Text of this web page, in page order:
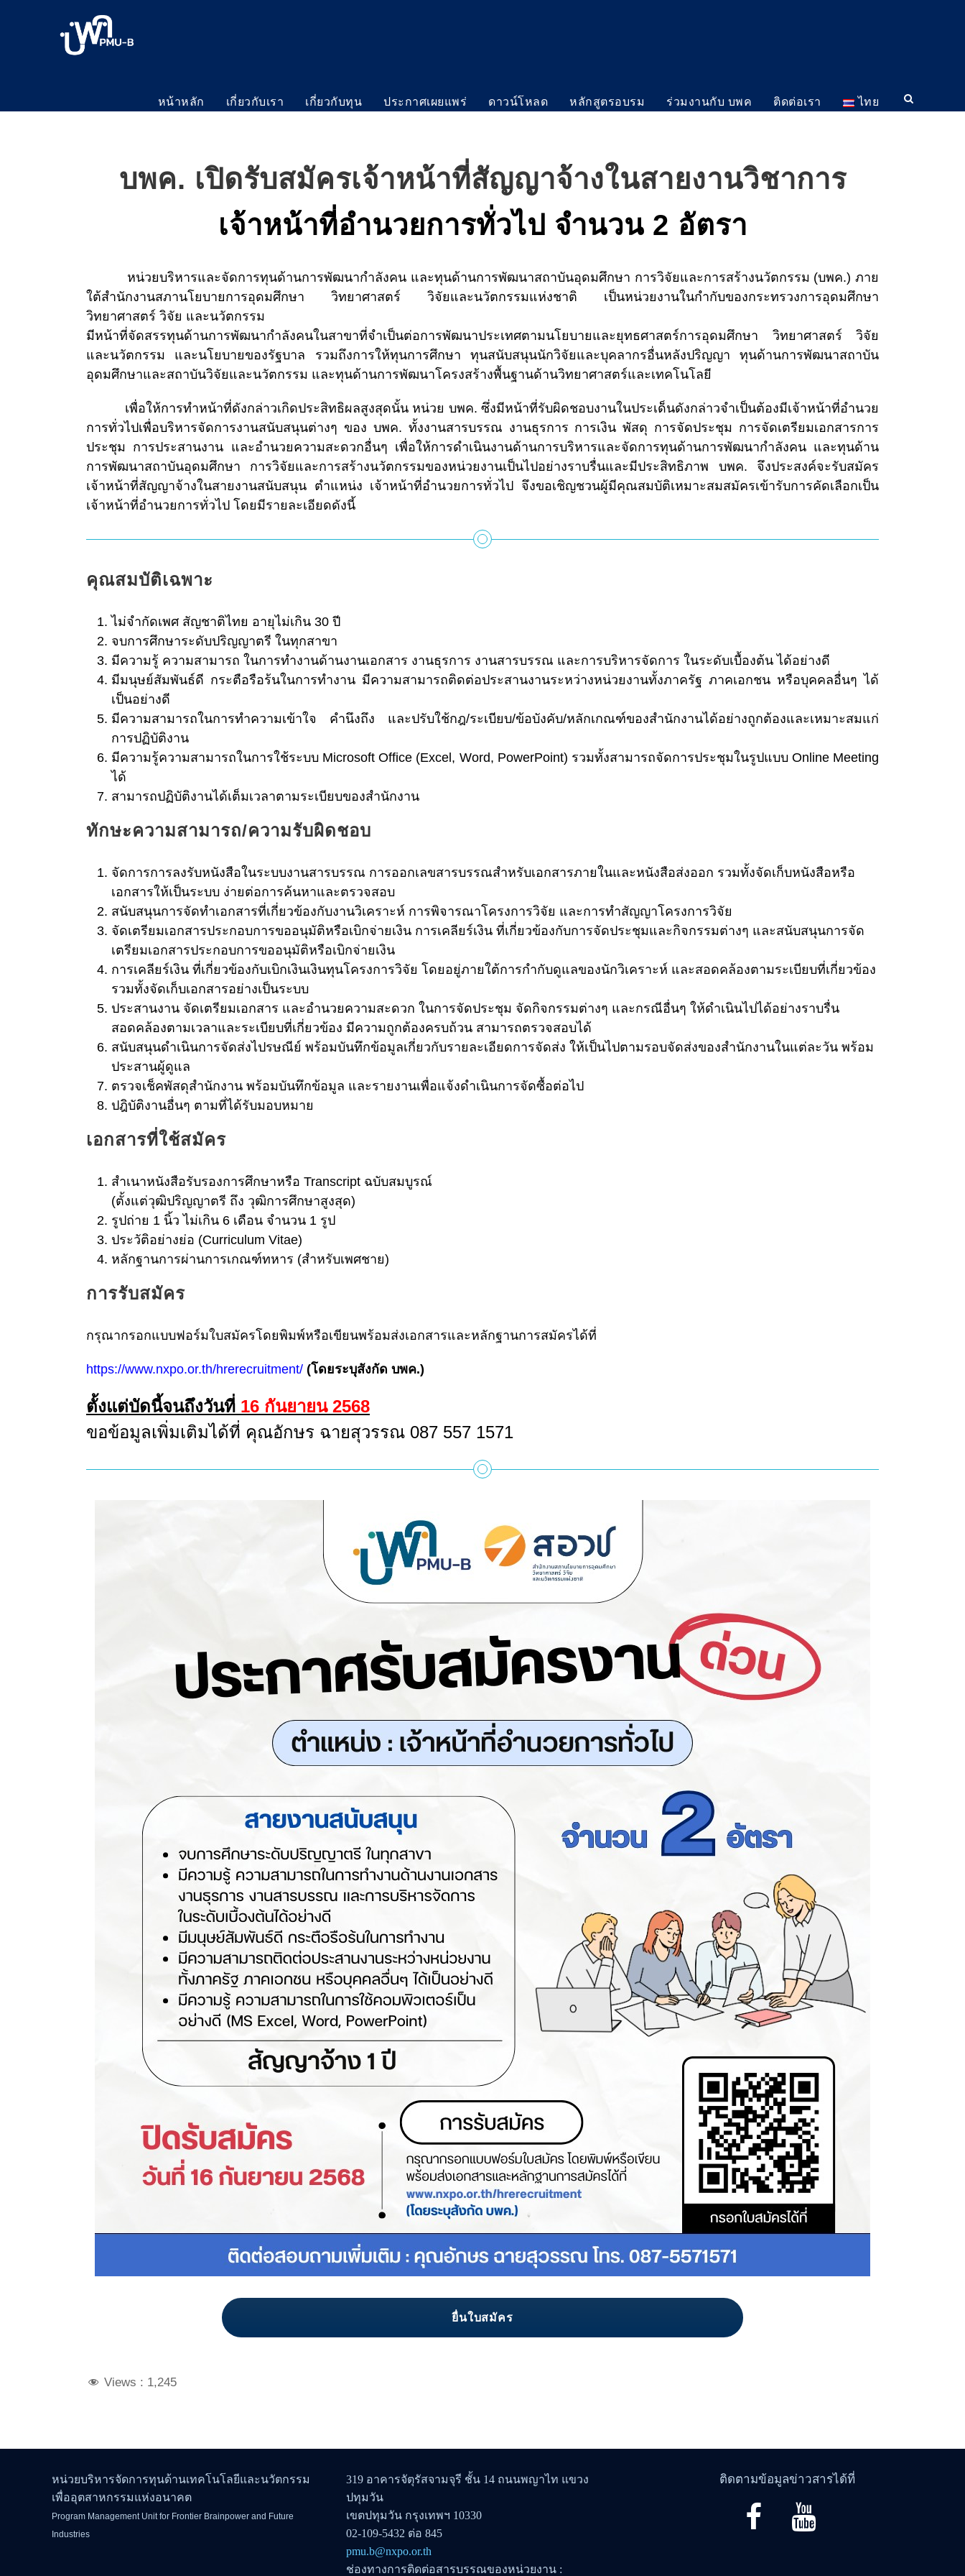
หน้าหลัก เกี่ยวกับเรา เกี่ยวกับทุน ประกาศเผยแพร่ ดาวน์โหลด หลักสูตรอบรม ร่วมงานกับ บพค ติดต่อเรา ไทย
บพค. เปิดรับสมัครเจ้าหน้าที่สัญญาจ้างในสายงานวิชาการ
เจ้าหน้าที่อำนวยการทั่วไป จำนวน 2 อัตรา
หน่วยบริหารและจัดการทุนด้านการพัฒนากำลังคน และทุนด้านการพัฒนาสถาบันอุดมศึกษา การวิจัยและการสร้างนวัตกรรม (บพค.) ภาย
ใต้สำนักงานสภานโยบายการอุดมศึกษา วิทยาศาสตร์ วิจัยและนวัตกรรมแห่งชาติ เป็นหน่วยงานในกำกับของกระทรวงการอุดมศึกษา
วิทยาศาสตร์ วิจัย และนวัตกรรม
มีหน้าที่จัดสรรทุนด้านการพัฒนากำลังคนในสาขาที่จำเป็นต่อการพัฒนาประเทศตามนโยบายและยุทธศาสตร์การอุดมศึกษา วิทยาศาสตร์ วิจัย
และนวัตกรรม และนโยบายของรัฐบาล รวมถึงการให้ทุนการศึกษา ทุนสนับสนุนนักวิจัยและบุคลากรอื่นหลังปริญญา ทุนด้านการพัฒนาสถาบัน
อุดมศึกษาและสถาบันวิจัยและนวัตกรรม และทุนด้านการพัฒนาโครงสร้างพื้นฐานด้านวิทยาศาสตร์และเทคโนโลยี
เพื่อให้การทำหน้าที่ดังกล่าวเกิดประสิทธิผลสูงสุดนั้น หน่วย บพค. ซึ่งมีหน้าที่รับผิดชอบงานในประเด็นดังกล่าวจำเป็นต้องมีเจ้าหน้าที่อำนวย
การทั่วไปเพื่อบริหารจัดการงานสนับสนุนต่างๆ ของ บพค. ทั้งงานสารบรรณ งานธุรการ การเงิน พัสดุ การจัดประชุม การจัดเตรียมเอกสารการ
ประชุม การประสานงาน และอำนวยความสะดวกอื่นๆ เพื่อให้การดำเนินงานด้านการบริหารและจัดการทุนด้านการพัฒนากำลังคน และทุนด้าน
การพัฒนาสถาบันอุดมศึกษา การวิจัยและการสร้างนวัตกรรมของหน่วยงานเป็นไปอย่างราบรื่นและมีประสิทธิภาพ บพค. จึงประสงค์จะรับสมัคร
เจ้าหน้าที่สัญญาจ้างในสายงานสนับสนุน ตำแหน่ง เจ้าหน้าที่อำนวยการทั่วไป จึงขอเชิญชวนผู้มีคุณสมบัติเหมาะสมสมัครเข้ารับการคัดเลือกเป็น
เจ้าหน้าที่อำนวยการทั่วไป โดยมีรายละเอียดดังนี้
คุณสมบัติเฉพาะ
ไม่จำกัดเพศ สัญชาติไทย อายุไม่เกิน 30 ปี
จบการศึกษาระดับปริญญาตรี ในทุกสาขา
มีความรู้ ความสามารถ ในการทำงานด้านงานเอกสาร งานธุรการ งานสารบรรณ และการบริหารจัดการ ในระดับเบื้องต้น ได้อย่างดี
มีมนุษย์สัมพันธ์ดี กระตือรือร้นในการทำงาน มีความสามารถติดต่อประสานงานระหว่างหน่วยงานทั้งภาครัฐ ภาคเอกชน หรือบุคคลอื่นๆ ได้
เป็นอย่างดี
มีความสามารถในการทำความเข้าใจ คำนึงถึง และปรับใช้กฎ/ระเบียบ/ข้อบังคับ/หลักเกณฑ์ของสำนักงานได้อย่างถูกต้องและเหมาะสมแก่
การปฏิบัติงาน
มีความรู้ความสามารถในการใช้ระบบ Microsoft Office (Excel, Word, PowerPoint) รวมทั้งสามารถจัดการประชุมในรูปแบบ Online Meeting
ได้
สามารถปฏิบัติงานได้เต็มเวลาตามระเบียบของสำนักงาน
ทักษะความสามารถ/ความรับผิดชอบ
จัดการการลงรับหนังสือในระบบงานสารบรรณ การออกเลขสารบรรณสำหรับเอกสารภายในและหนังสือส่งออก รวมทั้งจัดเก็บหนังสือหรือ
เอกสารให้เป็นระบบ ง่ายต่อการค้นหาและตรวจสอบ
สนับสนุนการจัดทำเอกสารที่เกี่ยวข้องกับงานวิเคราะห์ การพิจารณาโครงการวิจัย และการทำสัญญาโครงการวิจัย
จัดเตรียมเอกสารประกอบการขออนุมัติหรือเบิกจ่ายเงิน การเคลียร์เงิน ที่เกี่ยวข้องกับการจัดประชุมและกิจกรรมต่างๆ และสนับสนุนการจัด
เตรียมเอกสารประกอบการขออนุมัติหรือเบิกจ่ายเงิน
การเคลียร์เงิน ที่เกี่ยวข้องกับเบิกเงินเงินทุนโครงการวิจัย โดยอยู่ภายใต้การกำกับดูแลของนักวิเคราะห์ และสอดคล้องตามระเบียบที่เกี่ยวข้อง
รวมทั้งจัดเก็บเอกสารอย่างเป็นระบบ
ประสานงาน จัดเตรียมเอกสาร และอำนวยความสะดวก ในการจัดประชุม จัดกิจกรรมต่างๆ และกรณีอื่นๆ ให้ดำเนินไปได้อย่างราบรื่น
สอดคล้องตามเวลาและระเบียบที่เกี่ยวข้อง มีความถูกต้องครบถ้วน สามารถตรวจสอบได้
สนับสนุนดำเนินการจัดส่งไปรษณีย์ พร้อมบันทึกข้อมูลเกี่ยวกับรายละเอียดการจัดส่ง ให้เป็นไปตามรอบจัดส่งของสำนักงานในแต่ละวัน พร้อม
ประสานผู้ดูแล
ตรวจเช็คพัสดุสำนักงาน พร้อมบันทึกข้อมูล และรายงานเพื่อแจ้งดำเนินการจัดซื้อต่อไป
ปฎิบัติงานอื่นๆ ตามที่ได้รับมอบหมาย
เอกสารที่ใช้สมัคร
สำเนาหนังสือรับรองการศึกษาหรือ Transcript ฉบับสมบูรณ์
(ตั้งแต่วุฒิปริญญาตรี ถึง วุฒิการศึกษาสูงสุด)
รูปถ่าย 1 นิ้ว ไม่เกิน 6 เดือน จำนวน 1 รูป
ประวัติอย่างย่อ (Curriculum Vitae)
หลักฐานการผ่านการเกณฑ์ทหาร (สำหรับเพศชาย)
การรับสมัคร
กรุณากรอกแบบฟอร์มใบสมัครโดยพิมพ์หรือเขียนพร้อมส่งเอกสารและหลักฐานการสมัครได้ที่
https://www.nxpo.or.th/hrerecruitment/ (โดยระบุสังกัด บพค.)
ตั้งแต่บัดนี้จนถึงวันที่ 16 กันยายน 2568
ขอข้อมูลเพิ่มเติมได้ที่ คุณอักษร ฉายสุวรรณ 087 557 1571
ยื่นใบสมัคร
Views : 1,245
หน่วยบริหารจัดการทุนด้านเทคโนโลยีและนวัตกรรม
เพื่ออุตสาหกรรมแห่งอนาคต
Program Management Unit for Frontier Brainpower and Future
Industries
319 อาคารจัตุรัสจามจุรี ชั้น 14 ถนนพญาไท แขวง
ปทุมวัน
เขตปทุมวัน กรุงเทพฯ 10330
02-109-5432 ต่อ 845
pmu.b@nxpo.or.th
ช่องทางการติดต่อสารบรรณของหน่วยงาน :
ติดตามข้อมูลข่าวสารได้ที่